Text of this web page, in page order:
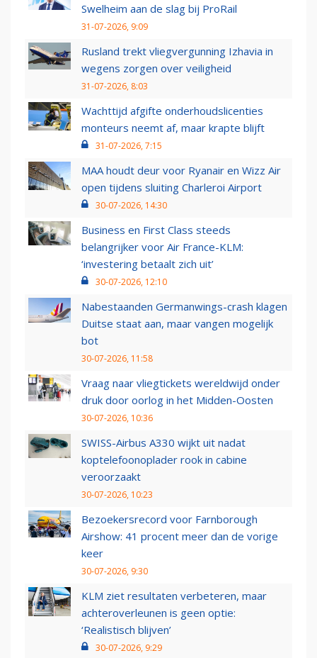
Swelheim aan de slag bij ProRail
31-07-2026, 9:09
Rusland trekt vliegvergunning Izhavia in
wegens zorgen over veiligheid
31-07-2026, 8:03
Wachttijd afgifte onderhoudslicenties
monteurs neemt af, maar krapte blijft
31-07-2026, 7:15
MAA houdt deur voor Ryanair en Wizz Air
open tijdens sluiting Charleroi Airport
30-07-2026, 14:30
Business en First Class steeds
belangrijker voor Air France-KLM:
‘investering betaalt zich uit’
30-07-2026, 12:10
Nabestaanden Germanwings-crash klagen
Duitse staat aan, maar vangen mogelijk
bot
30-07-2026, 11:58
Vraag naar vliegtickets wereldwijd onder
druk door oorlog in het Midden-Oosten
30-07-2026, 10:36
SWISS-Airbus A330 wijkt uit nadat
koptelefoonoplader rook in cabine
veroorzaakt
30-07-2026, 10:23
Bezoekersrecord voor Farnborough
Airshow: 41 procent meer dan de vorige
keer
30-07-2026, 9:30
KLM ziet resultaten verbeteren, maar
achteroverleunen is geen optie:
‘Realistisch blijven’
30-07-2026, 9:29